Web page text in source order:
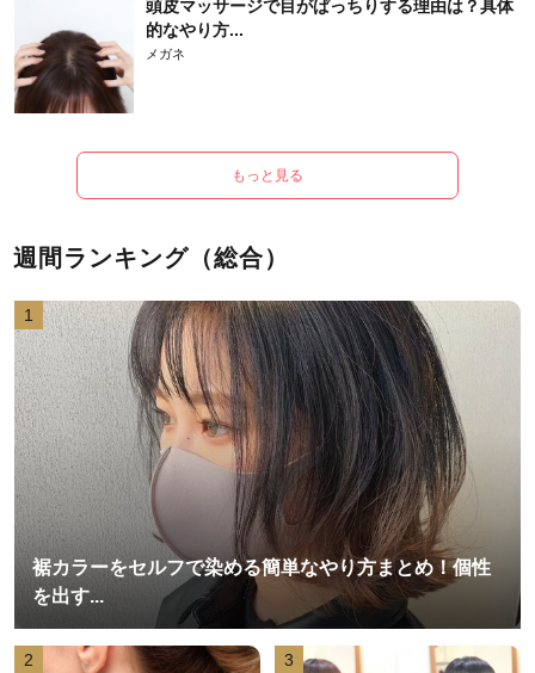
頭皮マッサージで目がぱっちりする理由は？具体
的なやり方...
メガネ
もっと見る
週間ランキング（総合）
1
裾カラーをセルフで染める簡単なやり方まとめ！個性
を出す...
2 3